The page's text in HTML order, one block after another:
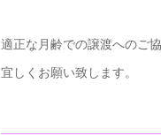
適正な月齢での譲渡へのご
宜しくお願い致します。